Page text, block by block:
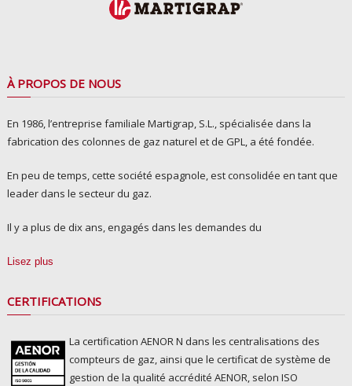
À PROPOS DE NOUS
En 1986, l’entreprise familiale Martigrap, S.L., spécialisée dans la
fabrication des colonnes de gaz naturel et de GPL, a été fondée.
En peu de temps, cette société espagnole, est consolidée en tant que
leader dans le secteur du gaz.
Il y a plus de dix ans, engagés dans les demandes du
Lisez plus
CERTIFICATIONS
La certification AENOR N dans les centralisations des
compteurs de gaz, ainsi que le certificat de système de
gestion de la qualité accrédité AENOR, selon ISO